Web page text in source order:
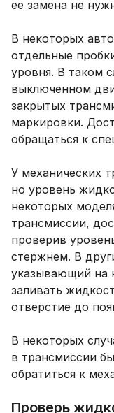
ее замена не
В некоторых
отдельные
уровня. В таком
выключенном
закрытых
маркировки.
обращаться к
У механических
но уровень
некоторых
трансмиссии,
проверив
стержнем. В
указывающий на
заливать
отверстие до
В некоторых
в трансмиссии
обратиться к
Проверь